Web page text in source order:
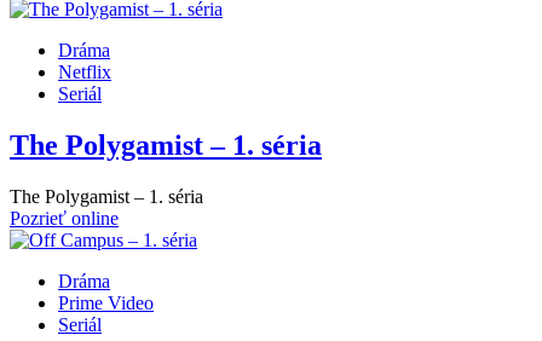
Dráma
Netflix
Seriál
The Polygamist – 1. séria
The Polygamist – 1. séria
Pozrieť online
Dráma
Prime Video
Seriál